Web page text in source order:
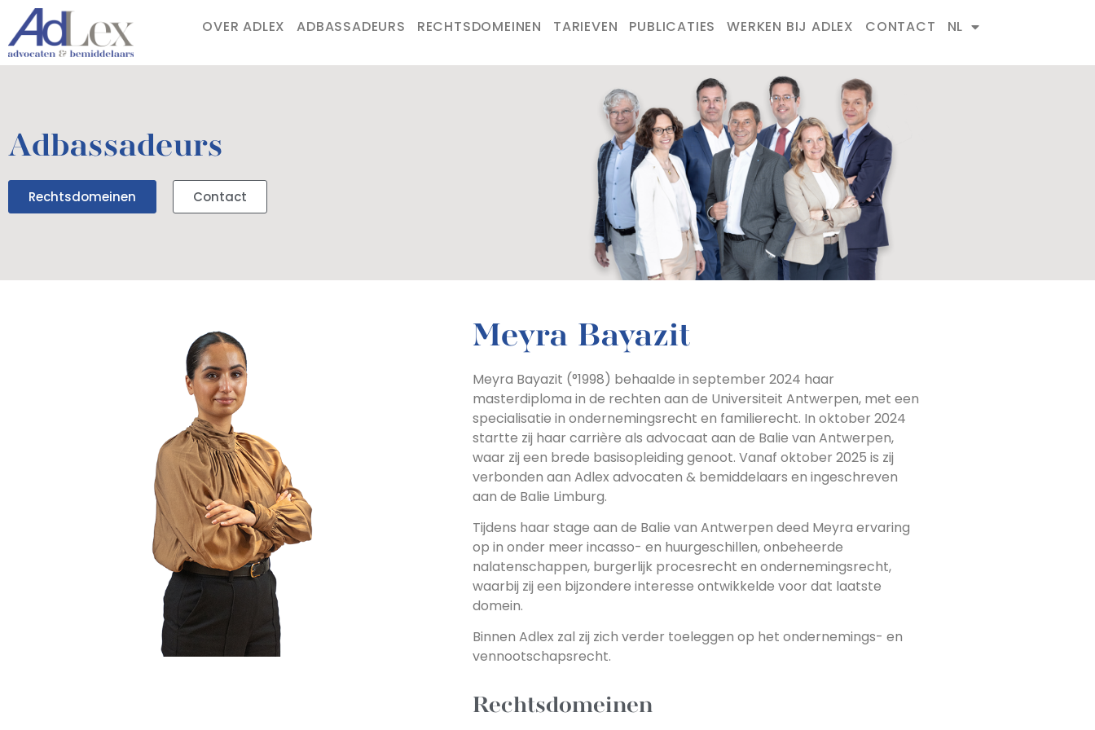
OVER ADLEX ADBASSADEURS RECHTSDOMEINEN TARIEVEN PUBLICATIES WERKEN BIJ ADLEX CONTACT NL
Adbassadeurs
Rechtsdomeinen Contact
Meyra Bayazit
Meyra Bayazit (°1998) behaalde in september 2024 haar
masterdiploma in de rechten aan de Universiteit Antwerpen, met een
specialisatie in ondernemingsrecht en familierecht. In oktober 2024
startte zij haar carrière als advocaat aan de Balie van Antwerpen,
waar zij een brede basisopleiding genoot. Vanaf oktober 2025 is zij
verbonden aan Adlex advocaten & bemiddelaars en ingeschreven
aan de Balie Limburg.
Tijdens haar stage aan de Balie van Antwerpen deed Meyra ervaring
op in onder meer incasso- en huurgeschillen, onbeheerde
nalatenschappen, burgerlijk procesrecht en ondernemingsrecht,
waarbij zij een bijzondere interesse ontwikkelde voor dat laatste
domein.
Binnen Adlex zal zij zich verder toeleggen op het ondernemings- en
vennootschapsrecht.
Rechtsdomeinen